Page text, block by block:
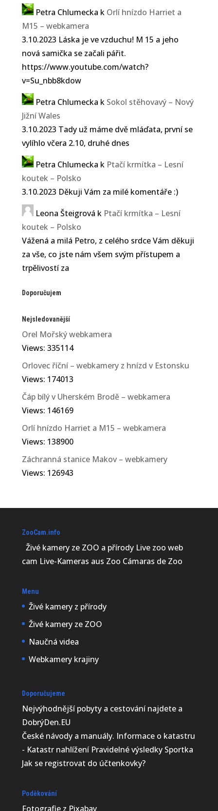
Petra Chlumecka k Orlí hnízdo Harriet a
M15 – webkamera
3.10.2023 Láska je ve vzduchu! M 15 a jeho
nová samička se začali pářit.
https://www.youtube.com/watch?
v=Su_nbb8kdow
Petra Chlumecka k Sokol stěhovavý – Nový
Jižní Wales
3.10.2023 Tady už máme dvě mláďata, první se
vylíhlo včera 2.10, druhé dnes
Petra Chlumecka k Ptačí krmítka – Lesní
koutek – Polsko
3.10.2023 Děkuji Vám za milé komentáře :)
Leona Šteigrová k Ptačí krmítka – Lesní
koutek – Polsko
Vážená a milá Petro, z celého srdce Vám děkuji
za vše, co jste nám všem svým přístupem a
trpělivostí za
Doporučujem
Nejsledovanější
Orel Mořský webkamera
Views: 335114
Orlovec říční – webkamery z hnízd v Estonsku
Views: 174013
Čáp bílý v Uherském Brodě – webkamera
Views: 146169
Orlí hnízdo Harriet a M15 – webkamera
Views: 138900
Záchranná stanice Makov – webkamery
Views: 126943
ZooCam.info
Živé kamery ze ZOO a přírody Live zoo web
cam Live-Kameras aus Zoo Cámaras de Zoo
Menu
Živé kamery z přírody
Živé kamery ze ZOO
Naučná videa
Webkamery krajiny
Doporučujeme
Nejvýhodnější pobyty a cestování najdete a
DobrýDen.EU
České návodya manuály. Informace o katastru
- Katastr nahlíženíPravidelné výsledky Sportka
Jak se registrovat do účtenkovky?
Poděkování
Fotografie z Pixabay